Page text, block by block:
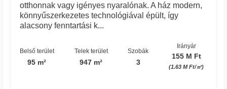
otthonnak vagy igényes nyaralónak. A ház modern,
könnyűszerkezetes technológiával épült, így
alacsony fenntartási k...
Belső terület
95 m²
Telek terület
947 m²
Szobák
3
Irányár
155 M Ft
(1.63 M Ft/㎡)